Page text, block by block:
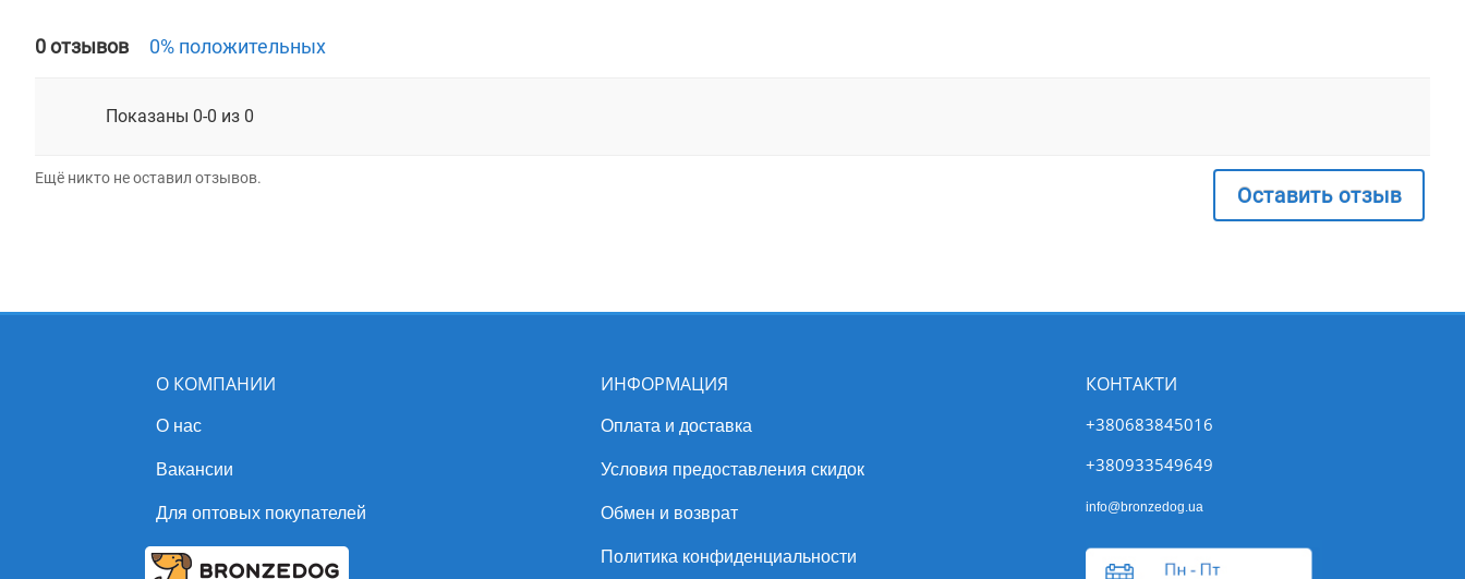
0 отзывов 0% положительных
Показаны 0-0 из 0
Ещё никто не оставил отзывов.
Оставить отзыв
О КОМПАНИИ
О нас
Вакансии
Для оптовых покупателей
ИНФОРМАЦИЯ
Оплата и доставка
Условия предоставления скидок
Обмен и возврат
Политика конфиденциальности
КОНТАКТИ
+380683845016
+380933549649
info@bronzedog.ua